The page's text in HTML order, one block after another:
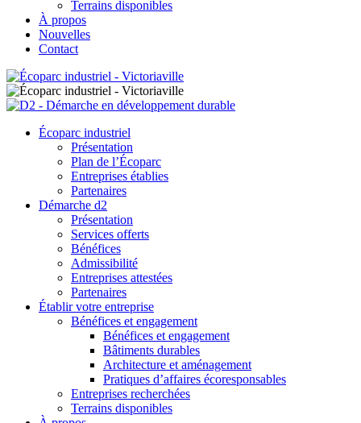
Terrains disponibles
À propos
Nouvelles
Contact
Écoparc industriel
Présentation
Plan de l’Écoparc
Entreprises établies
Partenaires
Démarche d2
Présentation
Services offerts
Bénéfices
Admissibilité
Entreprises attestées
Partenaires
Établir votre entreprise
Bénéfices et engagement
Bénéfices et engagement
Bâtiments durables
Architecture et aménagement
Pratiques d’affaires écoresponsables
Entreprises recherchées
Terrains disponibles